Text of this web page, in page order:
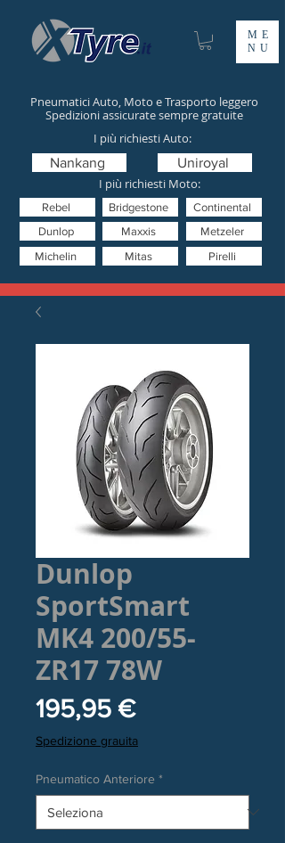
ME
NU
Pneumatici Auto, Moto e Trasporto leggero
Spedizioni assicurate sempre gratuite
I più richiesti Moto:
Mitas
Nankang
Pirelli
Uniroyal
Metzeler
Dunlop
Bridgestone Continental
Michelin
Rebel
I più richiesti Auto:
Maxxis
Dunlop
SportSmart
MK4 200/55-
ZR17 78W
195,95 €Prezzo
Spedizione grauita
Pneumatico Anteriore *